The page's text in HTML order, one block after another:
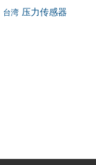
台湾 压力传感器